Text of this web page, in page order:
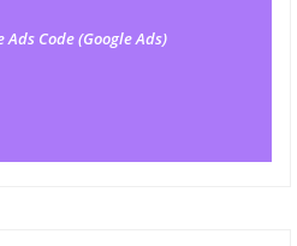
Ads Code (Google Ads)